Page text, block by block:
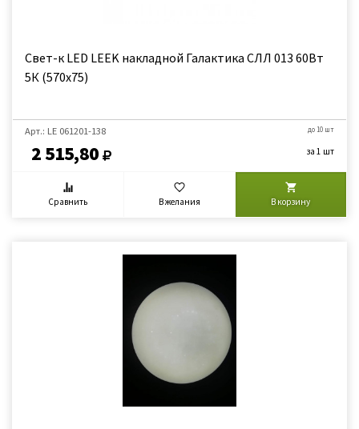
Свет-к LED LEEK накладной Галактика СЛЛ 013 60Вт
5К (570x75)
Арт.: LE 061201-138
2 515,80
до 10 шт
за 1 шт
Сравнить В желания В корзину